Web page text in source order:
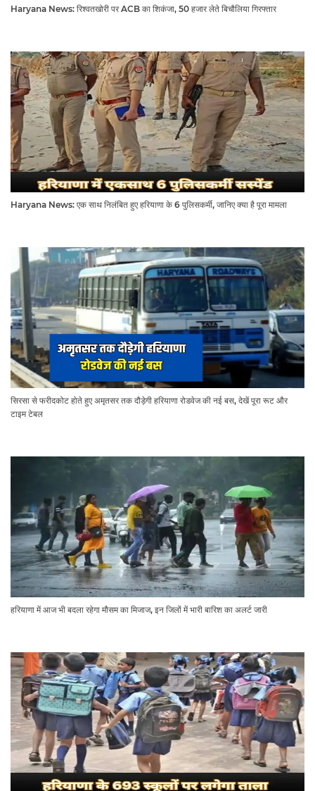
Haryana News: रिश्वतखोरी पर ACB का शिकंजा, 50 हजार लेते बिचौलिया गिरफ्तार
Haryana News: एक साथ निलंबित हुए हरियाणा के 6 पुलिसकर्मी, जानिए क्या है पूरा मामला
सिरसा से फरीदकोट होते हुए अमृतसर तक दौड़ेगी हरियाणा रोडवेज की नई बस, देखें पूरा रूट और
टाइम टेबल
हरियाणा में आज भी बदला रहेगा मौसम का मिजाज, इन जिलों में भारी बारिश का अलर्ट जारी